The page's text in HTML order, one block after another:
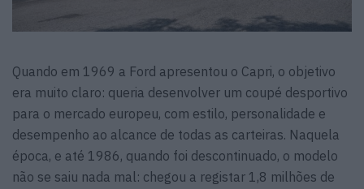
Quando em 1969 a Ford apresentou o Capri, o objetivo
era muito claro: queria desenvolver um coupé desportivo
para o mercado europeu, com estilo, personalidade e
desempenho ao alcance de todas as carteiras. Naquela
época, e até 1986, quando foi descontinuado, o modelo
não se saiu nada mal: chegou a registar 1,8 milhões de